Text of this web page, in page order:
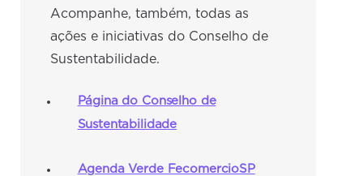
Acompanhe, também, todas as
ações e iniciativas do Conselho de
Sustentabilidade.
Página do Conselho de
Sustentabilidade
Agenda Verde FecomercioSP